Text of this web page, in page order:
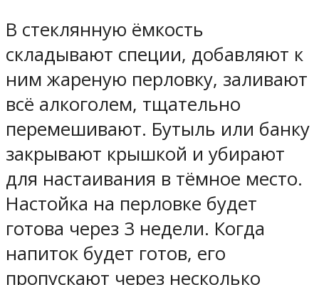
В стеклянную ёмкость
складывают специи, добавляют к
ним жареную перловку, заливают
всё алкоголем, тщательно
перемешивают. Бутыль или банку
закрывают крышкой и убирают
для настаивания в тёмное место.
Настойка на перловке будет
готова через 3 недели. Когда
напиток будет готов, его
пропускают через несколько